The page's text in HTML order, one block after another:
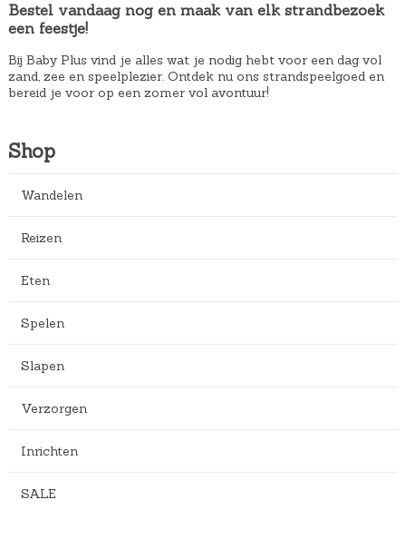
Bestel vandaag nog en maak van elk strandbezoek
een feestje!
Bij Baby Plus vind je alles wat je nodig hebt voor een dag vol
zand, zee en speelplezier. Ontdek nu ons strandspeelgoed en
bereid je voor op een zomer vol avontuur!
Shop
Wandelen
Reizen
Eten
Spelen
Slapen
Verzorgen
Inrichten
SALE